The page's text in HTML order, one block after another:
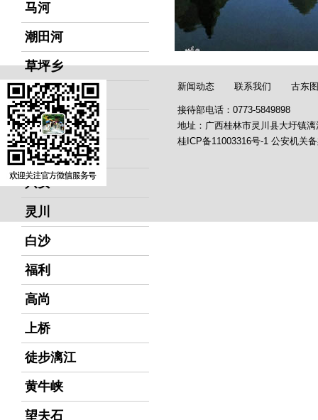
马河
潮田河
草坪乡
阳朔
兴坪
杨堤
兴安
灵川
白沙
福利
高尚
上桥
徒步漓江
黄牛峡
望夫石
新闻动态 联系我们 古东
接待部电话：0773-5849898
地址：广西桂林市灵川县大圩镇漓
桂ICP备11003316号-1 公安机关